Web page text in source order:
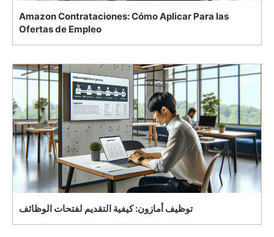
Amazon Contrataciones: Cómo Aplicar Para las
Ofertas de Empleo
توظيف أمازون: كيفية التقديم لفتحات الوظائف